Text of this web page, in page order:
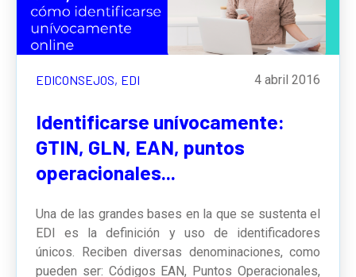
EDICONSEJOS, EDI 4 abril 2016
Identificarse unívocamente:
GTIN, GLN, EAN, puntos
operacionales...
Una de las grandes bases en la que se sustenta el
EDI es la definición y uso de identificadores
únicos. Reciben diversas denominaciones, como
pueden ser: Códigos EAN, Puntos Operacionales,